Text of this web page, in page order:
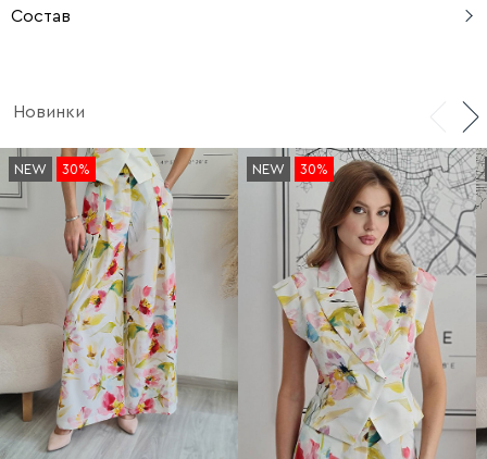
Состав
Новинки
NEW 30% NEW 30%